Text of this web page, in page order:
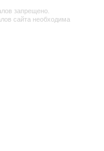
запрещено.
сайта необходима